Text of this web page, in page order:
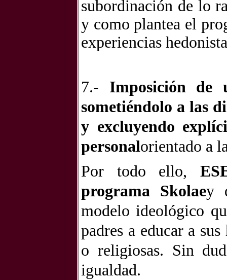
subordinación de lo
y como plantea el
experiencias
7.- Imposición de
sometiéndolo a las
y excluyendo
personalorientado a
Por todo ello,
programa Skolaey
modelo ideológico
padres a educar a
o religiosas. Sin
igualdad.